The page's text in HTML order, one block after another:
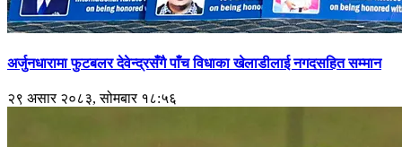
अर्जुनधारामा फुटबलर देवेन्द्रसँगै पाँच विधाका खेलाडीलाई नगदसहित सम्मान
२९ असार २०८३, सोमबार १८:५६